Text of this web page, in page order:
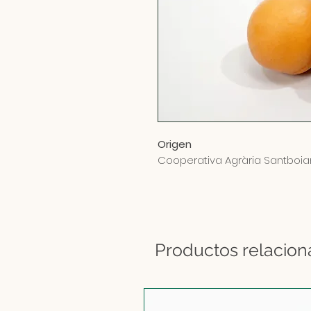
Origen
Cooperativa Agrària
Productos